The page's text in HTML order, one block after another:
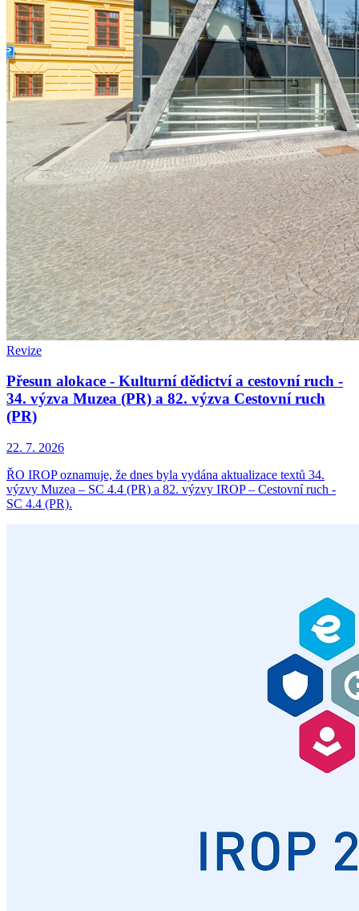
Revize
Přesun alokace - Kulturní dědictví a cestovní ruch -
34. výzva Muzea (PR) a 82. výzva Cestovní ruch
(PR)
22. 7. 2026
ŘO IROP oznamuje, že dnes byla vydána aktualizace textů 34.
výzvy Muzea – SC 4.4 (PR) a 82. výzvy IROP – Cestovní ruch -
SC 4.4 (PR).